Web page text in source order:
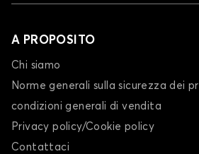
A PROPOSITO
Chi siamo
Norme generali sulla sicurezza dei
condizioni generali di vendita
Privacy policy/Cookie policy
Contattaci